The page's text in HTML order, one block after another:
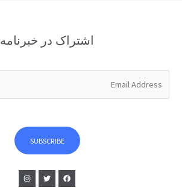
اشتراک در خبرنامه
SUBSCRIBE